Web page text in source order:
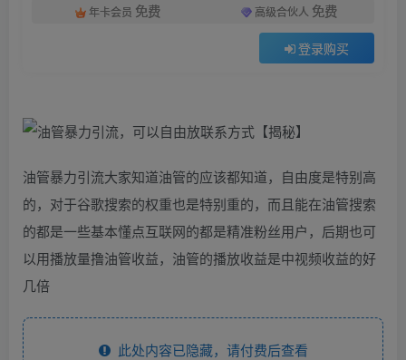
年卡会员 免费 高级合伙人 免费
登录购买
油管暴力引流大家知道油管的应该都知道，自由度是特别高
的，对于谷歌搜索的权重也是特别重的，而且能在油管搜索
的都是一些基本懂点互联网的都是精准粉丝用户，后期也可
以用播放量撸油管收益，油管的播放收益是中视频收益的好
几倍
此处内容已隐藏，请付费后查看